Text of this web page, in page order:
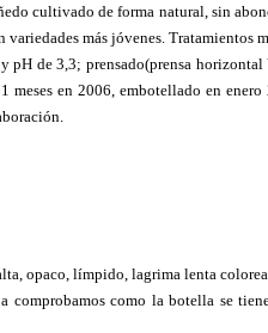
cultivado de forma natural, sin
variedades más jóvenes. Tratamientos
de 3,3; prensado(prensa
meses en 2006, embotellado en
opaco, límpido, lagrima lenta
como la botella se